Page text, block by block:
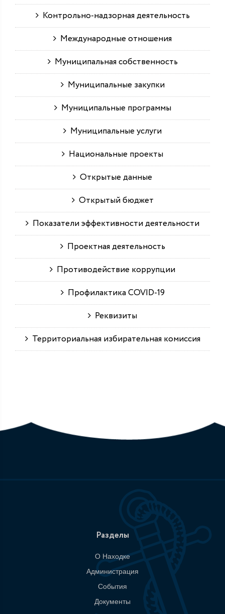
Контрольно-надзорная деятельность
Международные отношения
Муниципальная собственность
Муниципальные закупки
Муниципальные программы
Муниципальные услуги
Национальные проекты
Открытые данные
Открытый бюджет
Показатели эффективности деятельности
Проектная деятельность
Противодействие коррупции
Профилактика COVID-19
Реквизиты
Территориальная избирательная комиссия
Разделы
О Находке
Администрация
События
Документы